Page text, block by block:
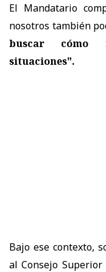
El Mandatario
nosotros también
buscar cómo
situaciones".
Bajo ese contexto,
al Consejo